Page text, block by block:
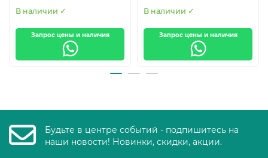
В наличии ✓
Запрос цены и наличия
В наличии ✓
Запрос цены и наличия
Будьте в центре событий - подпишитесь на
наши новости! Новинки, скидки, акции.